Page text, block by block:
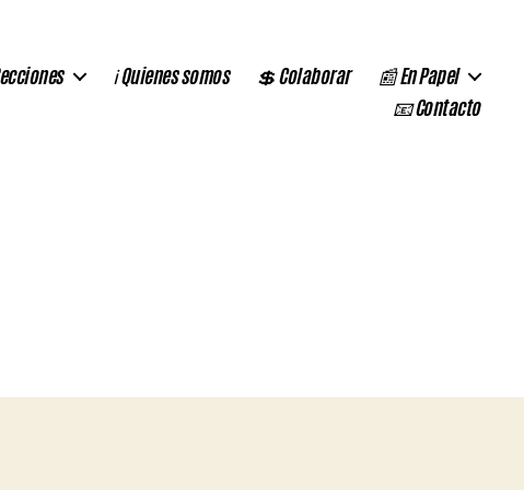
ℹ️ Quienes somos 💲 Colaborar
📰 En Papel
📧 Contacto